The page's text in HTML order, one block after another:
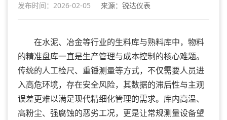
发布时间：2026-02-05 来源：锐达仪表
在水泥、冶金等行业的生料库与熟料库中，物料
的精准盘库一直是生产管理与成本控制的核心难题。
传统的人工检尺、重锤测量等方式，不仅需要人员进
入高危环境，存在安全风险，其数据的滞后性与主观
误差更难以满足现代精细化管理的需求。库内高温、
高粉尘、强腐蚀的恶劣工况，更是让常规测量设备望